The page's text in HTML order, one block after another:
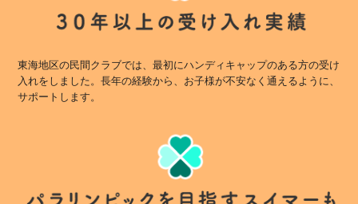
東海地区の民間クラブでは、最初にハンディキャップのある方の受け
入れをしました。長年の経験から、お子様が不安なく通えるように、
サポートします。